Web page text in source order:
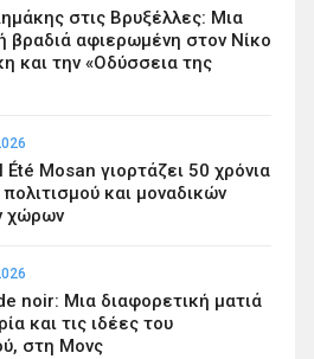
στις Βρυξέλλες: Μια
βραδιά αφιερωμένη στον Νίκο
και την «Οδύσσεια της
Mosan γιορτάζει 50 χρόνια
και μοναδικών
χώρων
noir: Μια διαφορετική ματιά
και τις ιδέες του
στη Μονς